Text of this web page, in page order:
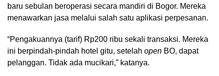
baru sebulan beroperasi secara mandiri di Bogor. Mereka
menawarkan jasa melalui salah satu aplikasi perpesanan.
“Pengakuannya (tarif) Rp200 ribu sekali transaksi. Mereka
ini berpindah-pindah hotel gitu, setelah open BO, dapat
pelanggan. Tidak ada mucikari,” katanya.